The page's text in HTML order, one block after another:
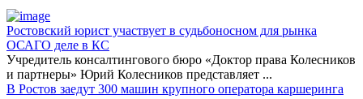
Ростовский юрист участвует в судьбоносном для рынка
ОСАГО деле в КС
Учредитель консалтингового бюро «Доктор права Колесников
и партнеры» Юрий Колесников представляет ...
В Ростов заедут 300 машин крупного оператора каршеринга